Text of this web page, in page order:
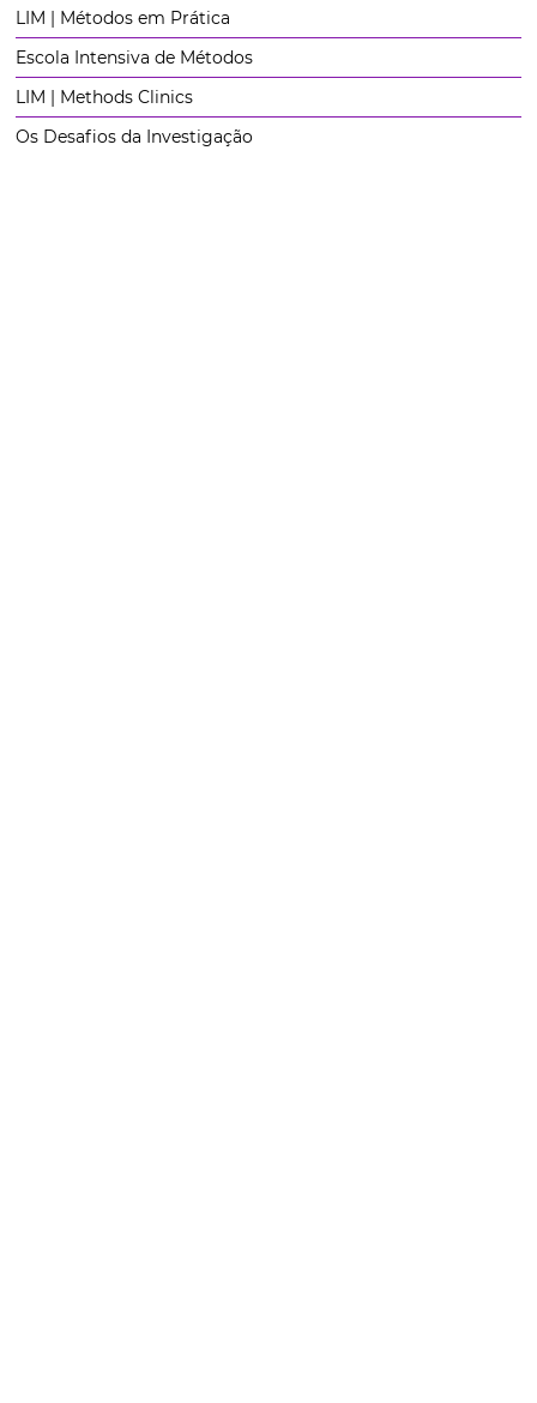
LIM | Métodos em Prática
Escola Intensiva de Métodos
LIM | Methods Clinics
Os Desafios da Investigação